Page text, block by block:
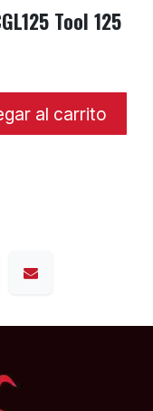
Tool 125
al carrito